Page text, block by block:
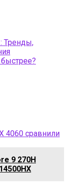
Тренды,
4060 сравнили
9 270H